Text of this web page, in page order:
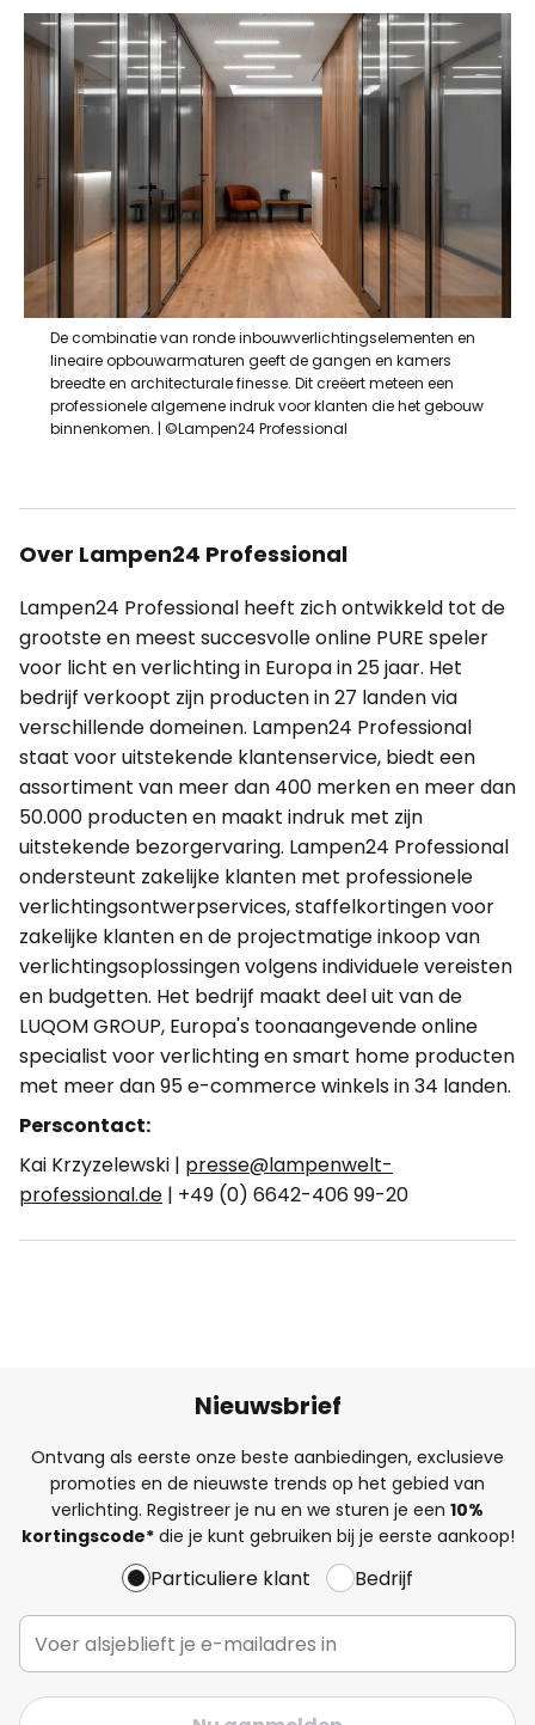
De combinatie van ronde inbouwverlichtingselementen en
lineaire opbouwarmaturen geeft de gangen en kamers
breedte en architecturale finesse. Dit creëert meteen een
professionele algemene indruk voor klanten die het gebouw
binnenkomen. | ©Lampen24 Professional
Over Lampen24 Professional
Lampen24 Professional heeft zich ontwikkeld tot de
grootste en meest succesvolle online PURE speler
voor licht en verlichting in Europa in 25 jaar. Het
bedrijf verkoopt zijn producten in 27 landen via
verschillende domeinen. Lampen24 Professional
staat voor uitstekende klantenservice, biedt een
assortiment van meer dan 400 merken en meer dan
50.000 producten en maakt indruk met zijn
uitstekende bezorgervaring. Lampen24 Professional
ondersteunt zakelijke klanten met professionele
verlichtingsontwerpservices, staffelkortingen voor
zakelijke klanten en de projectmatige inkoop van
verlichtingsoplossingen volgens individuele vereisten
en budgetten. Het bedrijf maakt deel uit van de
LUQOM GROUP, Europa's toonaangevende online
specialist voor verlichting en smart home producten
met meer dan 95 e-commerce winkels in 34 landen.
Perscontact:
Kai Krzyzelewski | presse@lampenwelt-
professional.de | +49 (0) 6642-406 99-20
Nieuwsbrief
Ontvang als eerste onze beste aanbiedingen, exclusieve
promoties en de nieuwste trends op het gebied van
verlichting. Registreer je nu en we sturen je een 10%
kortingscode*die je kunt gebruiken bij je eerste aankoop!
Particuliere klant Bedrijf